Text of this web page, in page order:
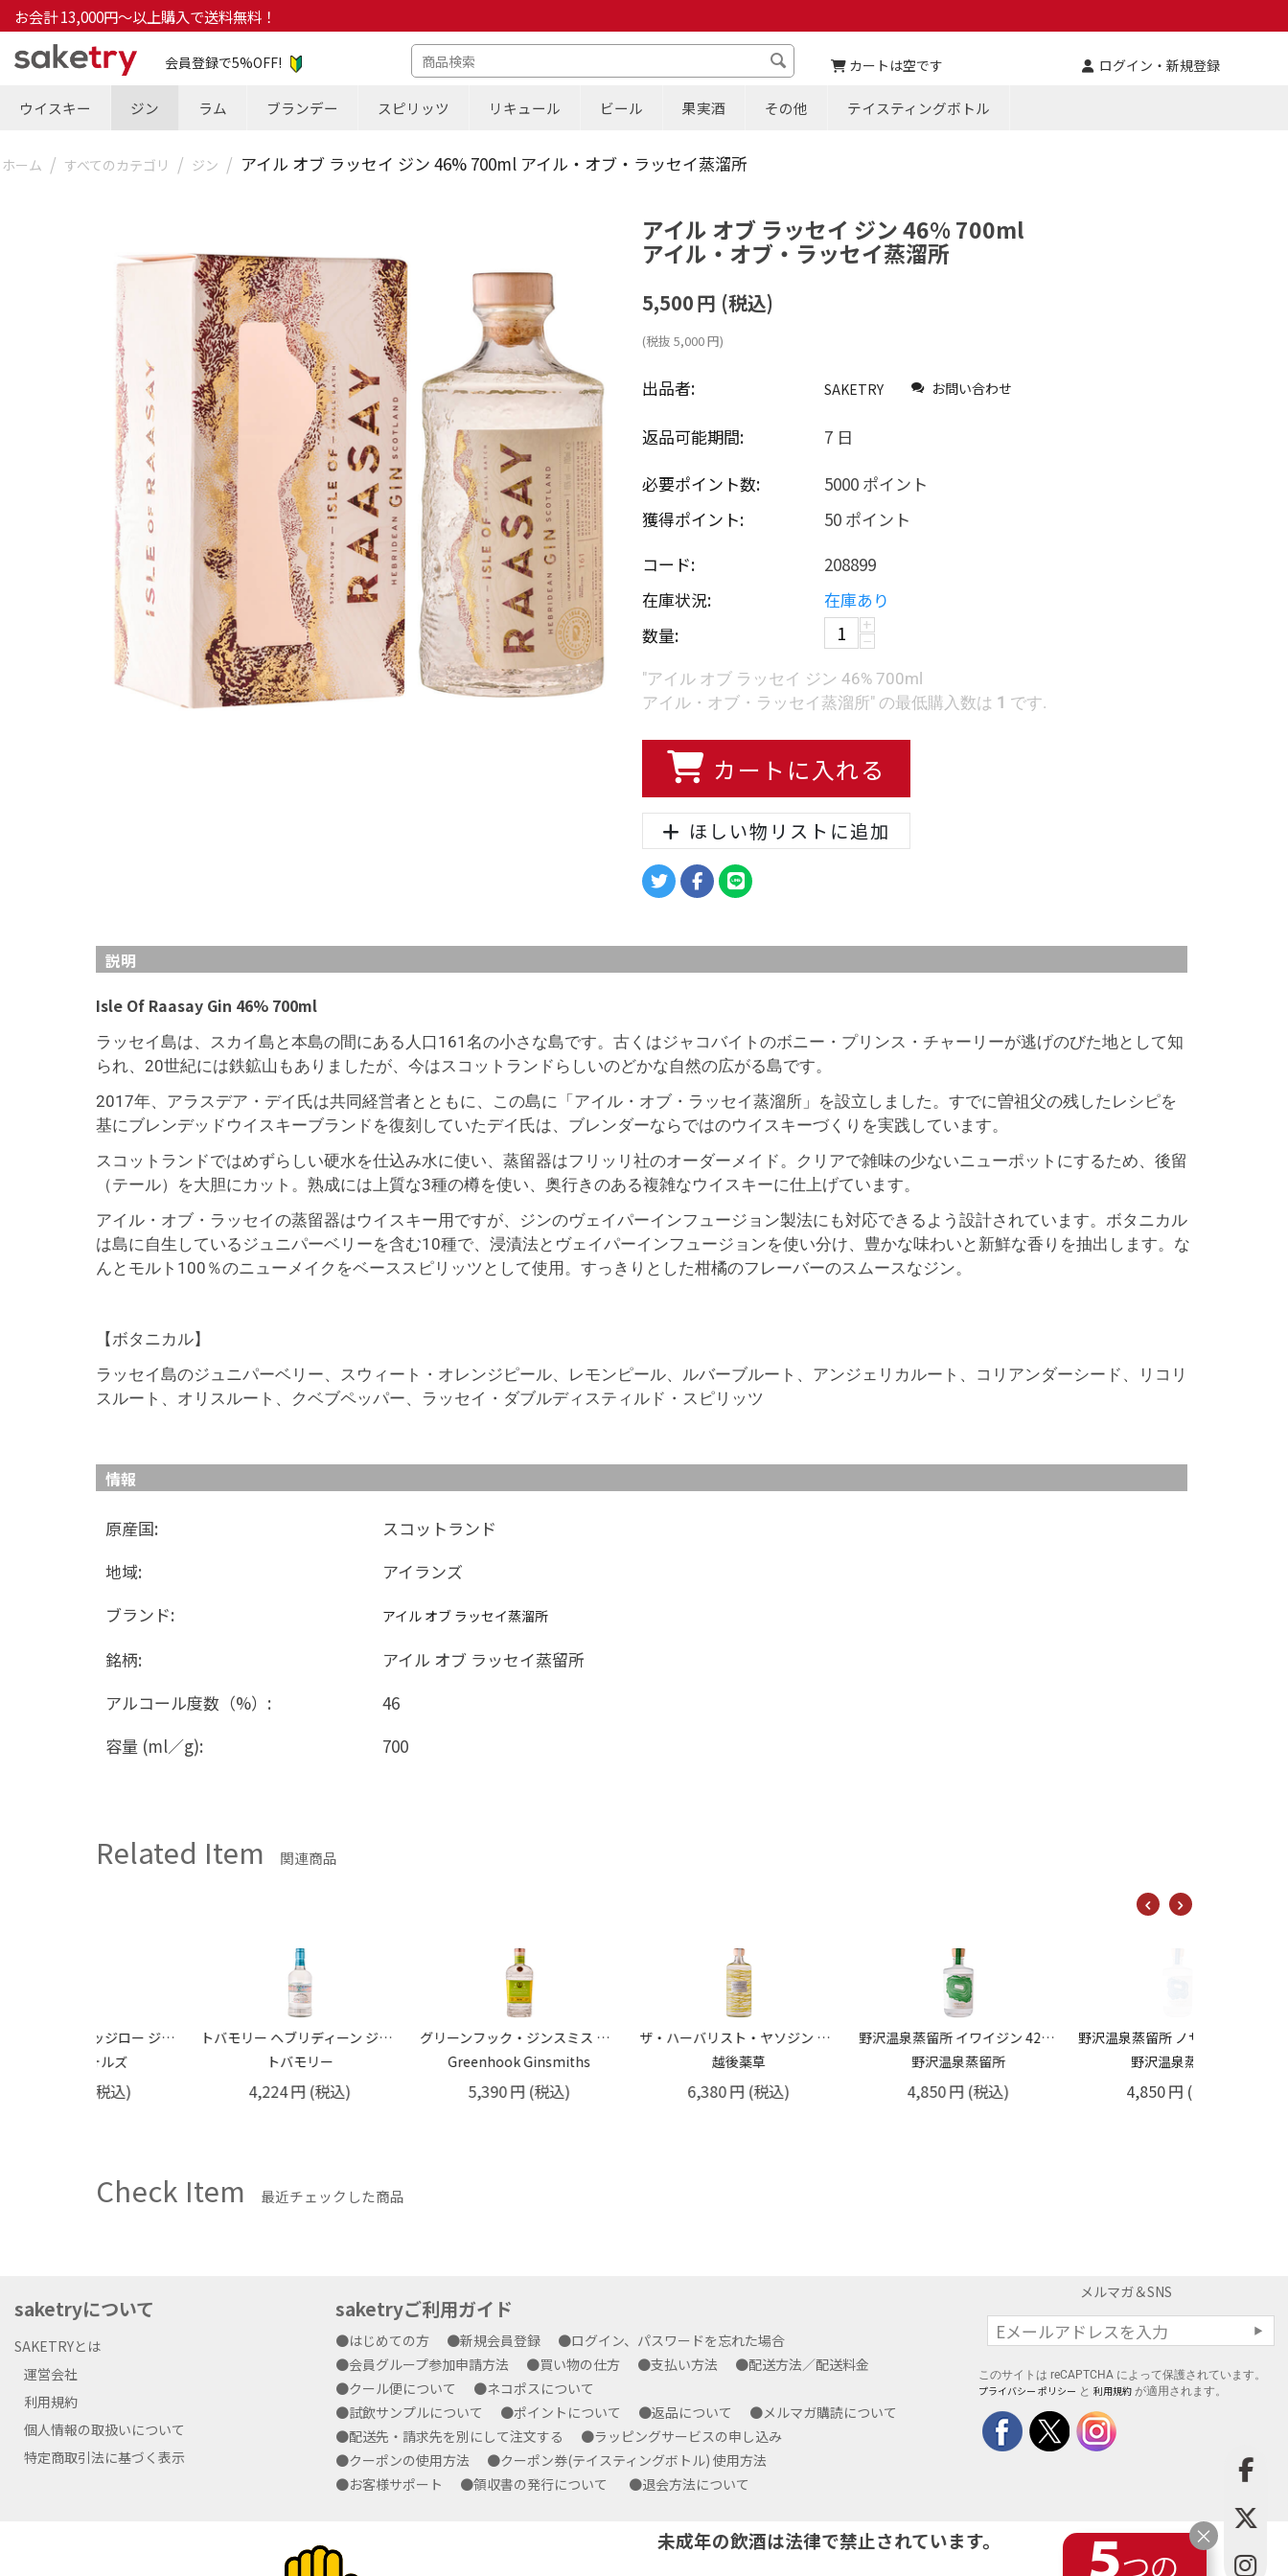
お会計 13,000円～以上購入で送料無料！
会員登録で5%OFF! カートは空です ログイン・新規登録
ウイスキー ジン ラム ブランデー スピリッツ リキュール ビール 果実酒 その他 テイスティングボトル
ホーム / すべてのカテゴリ / ジン / アイル オブ ラッセイ ジン 46% 700ml アイル・オブ・ラッセイ蒸溜所
アイル オブ ラッセイ ジン 46% 700ml
アイル・オブ・ラッセイ蒸溜所
5,500円 (税込)
(税抜 5,000円)
出品者: SAKETRY お問い合わせ
返品可能期間:
7 日
必要ポイント数:
5000 ポイント
獲得ポイント:
50 ポイント
コード:
208899
在庫状況:
在庫あり
数量:
+
−
"アイル オブ ラッセイ ジン 46% 700ml
アイル・オブ・ラッセイ蒸溜所" の最低購入数は 1 です.
カートに入れる
ほしい物リストに追加
説明
Isle Of Raasay Gin 46% 700ml
ラッセイ島は、スカイ島と本島の間にある人口161名の小さな島です。古くはジャコバイトのボニー・プリンス・チャーリーが逃げのびた地として知
られ、20世紀には鉄鉱山もありましたが、今はスコットランドらしいのどかな自然の広がる島です。
2017年、アラスデア・デイ氏は共同経営者とともに、この島に「アイル・オブ・ラッセイ蒸溜所」を設立しました。すでに曽祖父の残したレシピを
基にブレンデッドウイスキーブランドを復刻していたデイ氏は、ブレンダーならではのウイスキーづくりを実践しています。
スコットランドではめずらしい硬水を仕込み水に使い、蒸留器はフリッリ社のオーダーメイド。クリアで雑味の少ないニューポットにするため、後留
（テール）を大胆にカット。熟成には上質な3種の樽を使い、奥行きのある複雑なウイスキーに仕上げています。
アイル・オブ・ラッセイの蒸留器はウイスキー用ですが、ジンのヴェイパーインフュージョン製法にも対応できるよう設計されています。ボタニカル
は島に自生しているジュニパーベリーを含む10種で、浸漬法とヴェイパーインフュージョンを使い分け、豊かな味わいと新鮮な香りを抽出します。な
んとモルト100％のニューメイクをベーススピリッツとして使用。すっきりとした柑橘のフレーバーのスムースなジン。
【ボタニカル】
ラッセイ島のジュニパーベリー、スウィート・オレンジピール、レモンピール、ルバーブルート、アンジェリカルート、コリアンダーシード、リコリ
スルート、オリスルート、クベブペッパー、ラッセイ・ダブルディスティルド・スピリッツ
情報
原産国:
スコットランド
地域:
アイランズ
ブランド:
アイル オブ ラッセイ蒸溜所
銘柄:
アイル オブ ラッセイ蒸留所
アルコール度数（%）:
46
容量 (ml／g):
700
Related Item 関連商品
コッツウォルズ ヘッジロー ジン 40.6％ 700ml
コッツウォルズ
(税込)
トバモリー ヘブリディーン ジン 43.3%
トバモリー
4,224円(税込)
グリーンフック・ジンスミス アメリカンドライジン 47% 750ml
Greenhook Ginsmiths
5,390円(税込)
ザ・ハーバリスト・ヤソジン レモン 45% 700ml
越後薬草
6,380円(税込)
野沢温泉蒸留所 イワイジン 42% 500m
野沢温泉蒸留所
4,850円(税込)
野沢温泉蒸留所
4,850円(税込)
Check Item 最近チェックした商品
saketryについて
SAKETRYとは
運営会社
利用規約
個人情報の取扱いについて
特定商取引法に基づく表示
saketryご利用ガイド
●はじめての方 ●新規会員登録
●ログイン、パスワードを忘れた場合
●会員グループ参加申請方法
●買い物の仕方 ●支払い方法
●配送方法／配送料金
●クール便について
●ネコポスについて
●試飲サンプルについて
●ポイントについて ●返品について
●メルマガ購読について
●配送先・請求先を別にして注文する
●ラッピングサービスの申し込み
●クーポンの使用方法
●クーポン券(テイスティングボトル) 使用方法
●お客様サポート
●領収書の発行について ●退会方法について
メルマガ＆SNS
このサイトは reCAPTCHA によって保護されています。
プライバシー ポリシー と利用規約 が適用されます。
未成年の飲酒は法律で禁止されています。 ×